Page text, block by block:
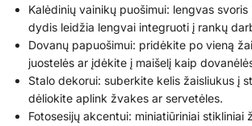
Kalėdinių vainikų puošimui: lengvas
dydis leidžia lengvai integruoti į rankų
Dovanų papuošimui: pridėkite po vieną
juostelės ar įdėkite į maišelį kaip
Stalo dekorui: suberkite kelis žaisliukus į
dėliokite aplink žvakes ar servetėles.
Fotosesijų akcentui: miniatiūriniai stikliniai